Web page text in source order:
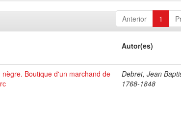
Anterior 1
Autor(es)
nègre. Boutique d'un marchand de
Debret, Jean
1768-1848